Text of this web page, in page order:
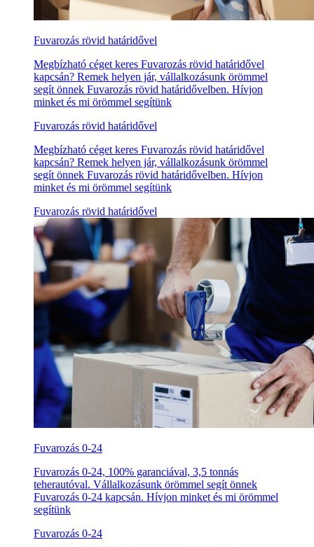
Fuvarozás rövid határidővel
Megbízható céget keres Fuvarozás rövid határidővel
kapcsán? Remek helyen jár, vállalkozásunk örömmel
segít önnek Fuvarozás rövid határidővelben. Hívjon
minket és mi örömmel segítünk
Fuvarozás rövid határidővel
Megbízható céget keres Fuvarozás rövid határidővel
kapcsán? Remek helyen jár, vállalkozásunk örömmel
segít önnek Fuvarozás rövid határidővelben. Hívjon
minket és mi örömmel segítünk
Fuvarozás rövid határidővel
Fuvarozás 0-24
Fuvarozás 0-24, 100% garanciával, 3,5 tonnás
teherautóval. Vállalkozásunk örömmel segít önnek
Fuvarozás 0-24 kapcsán. Hívjon minket és mi örömmel
segítünk
Fuvarozás 0-24